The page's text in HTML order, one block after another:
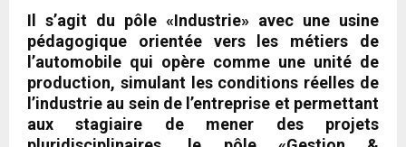
Il s’agit du pôle «Industrie» avec une usine
pédagogique orientée vers les métiers de
l’automobile qui opère comme une unité de
production, simulant les conditions réelles de
l’industrie au sein de l’entreprise et permettant
aux stagiaire de mener des projets